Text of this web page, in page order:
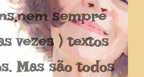
sempre
vezes ) textos
Mas são todos